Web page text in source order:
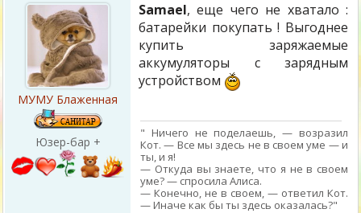
МУМУ Блаженная
Юзер-бар +
Samael, еще чего не хватало :
батарейки покупать ! Выгоднее
купить заряжаемые
аккумуляторы с зарядным
устройством
" Ничего не поделаешь, — возразил
Кот. — Все мы здесь не в своем уме — и
ты, и я!
— Откуда вы знаете, что я не в своем
уме? — спросила Алиса.
— Конечно, не в своем, — ответил Кот.
— Иначе как бы ты здесь оказалась?"